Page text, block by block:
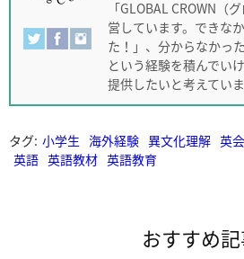
「GLOBAL CROWN（
営しています。できな
た！」、分からなかっ
という経験を積んでい
提供したいと考えていま
タグ: 小学生 海外経験 異文化理解 英
英語 英語教材 英語教育
おすすめ